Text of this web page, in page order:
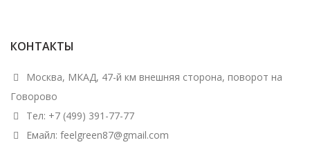
КОНТАКТЫ
Москва, МКАД, 47-й км внешняя сторона, поворот на
Говорово
Тел: +7 (499) 391-77-77
Емайл: feelgreen87@gmail.com